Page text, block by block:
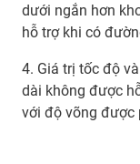
dưới ngắn hơn
hỗ trợ khi có
4. Giá trị tốc độ
dài không được
với độ võng được